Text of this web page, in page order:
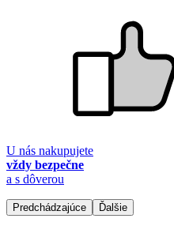
U nás nakupujete
vždy bezpečne
a s dôverou
Predchádzajúce Ďalšie